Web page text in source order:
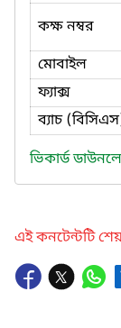
কক্ষ নম্বর
মোবাইল
ফ্যাক্স
ব্যাচ
ভিকার্ড
এই কনটেন্টটি